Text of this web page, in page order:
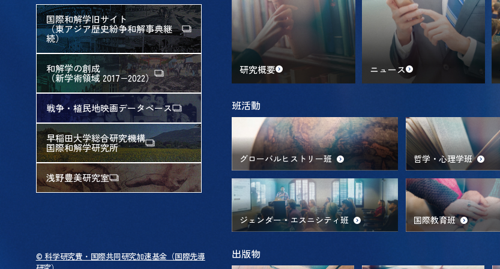
国際和解学旧サイト
（東アジア歴史紛争和解事典継
続）
和解学の創成
（新学術領域 2017−2022）
戦争・植民地映画データベース
早稲田大学総合研究機構
国際和解学研究所
浅野豊美研究室
© 科学研究費・国際共同研究加速基金（国際先導
研究概要 ニュース
班活動
グローバルヒストリー班 哲学・心理学班
ジェンダー・エスニシティ班 国際教育班
出版物